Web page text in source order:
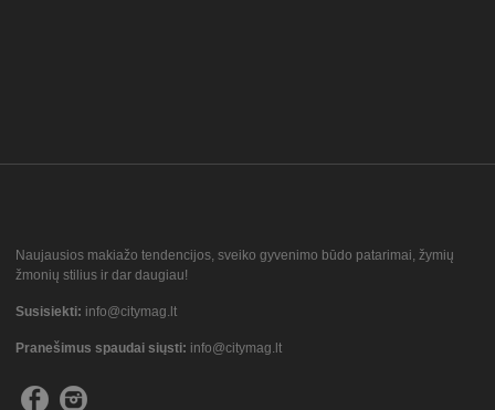
Naujausios makiažo tendencijos, sveiko gyvenimo būdo patarimai, žymių
žmonių stilius ir dar daugiau!
Susisiekti: info@citymag.lt
Pranešimus spaudai siųsti: info@citymag.lt